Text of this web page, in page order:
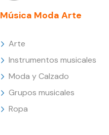
Música Moda Arte
Arte
Instrumentos musicales
Moda y Calzado
Grupos musicales
Ropa